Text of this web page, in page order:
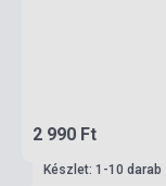
2 990 Ft
Készlet: 1-10 darab